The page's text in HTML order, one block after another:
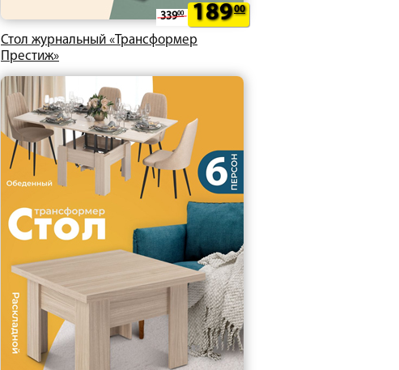
Стол журнальный «Трансформер
Престиж»
33900 18900